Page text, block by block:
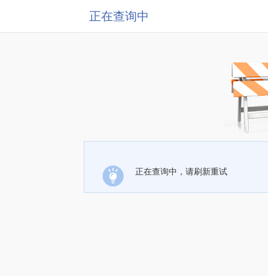
正在查询中
正在查询中，请刷新重试